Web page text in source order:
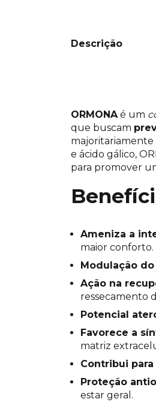
Descrição
ORMONAé um
que buscam
majoritariamente
e ácido gálico,
para promover
Ameniza a
maior conforto.
Modulação
Ação na
ressecamento
Potencial
Favorece a
matriz
Contribui
Proteção
estar geral.